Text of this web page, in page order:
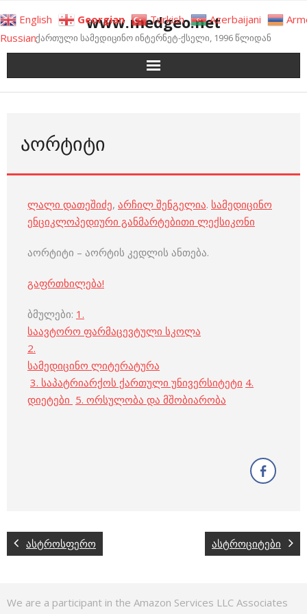
to
content
www.medgeo.net
ქართული სამედიცინო ინტერნეტ-ქსელი, 1996 წლიდან
ᲐᲝᲠᲢᲘᲢᲘ
ლალი დათეშიძე, არჩილ შენგელია. სამედიცინო
ენციკლოპედიური განმარტებითი ლექსიკონი
აორტიტი – აორტის კედლის ანთება.
გაფრთხილება!
ბმულები: 1.
საავტორო ფარმაცევტული სკოლა
2.
სამედიცინო ლიტერატურა
3. საპატრიარქოს ქართული უნივერსიტეტი 4.
დიეტები 5. ორსულობა და მშობიარობა
ასტროსფერო ასტროციტები
We are a participant in the Amazon Services LLC Associates
English Georgian Turkish Azerbaijani
Russian